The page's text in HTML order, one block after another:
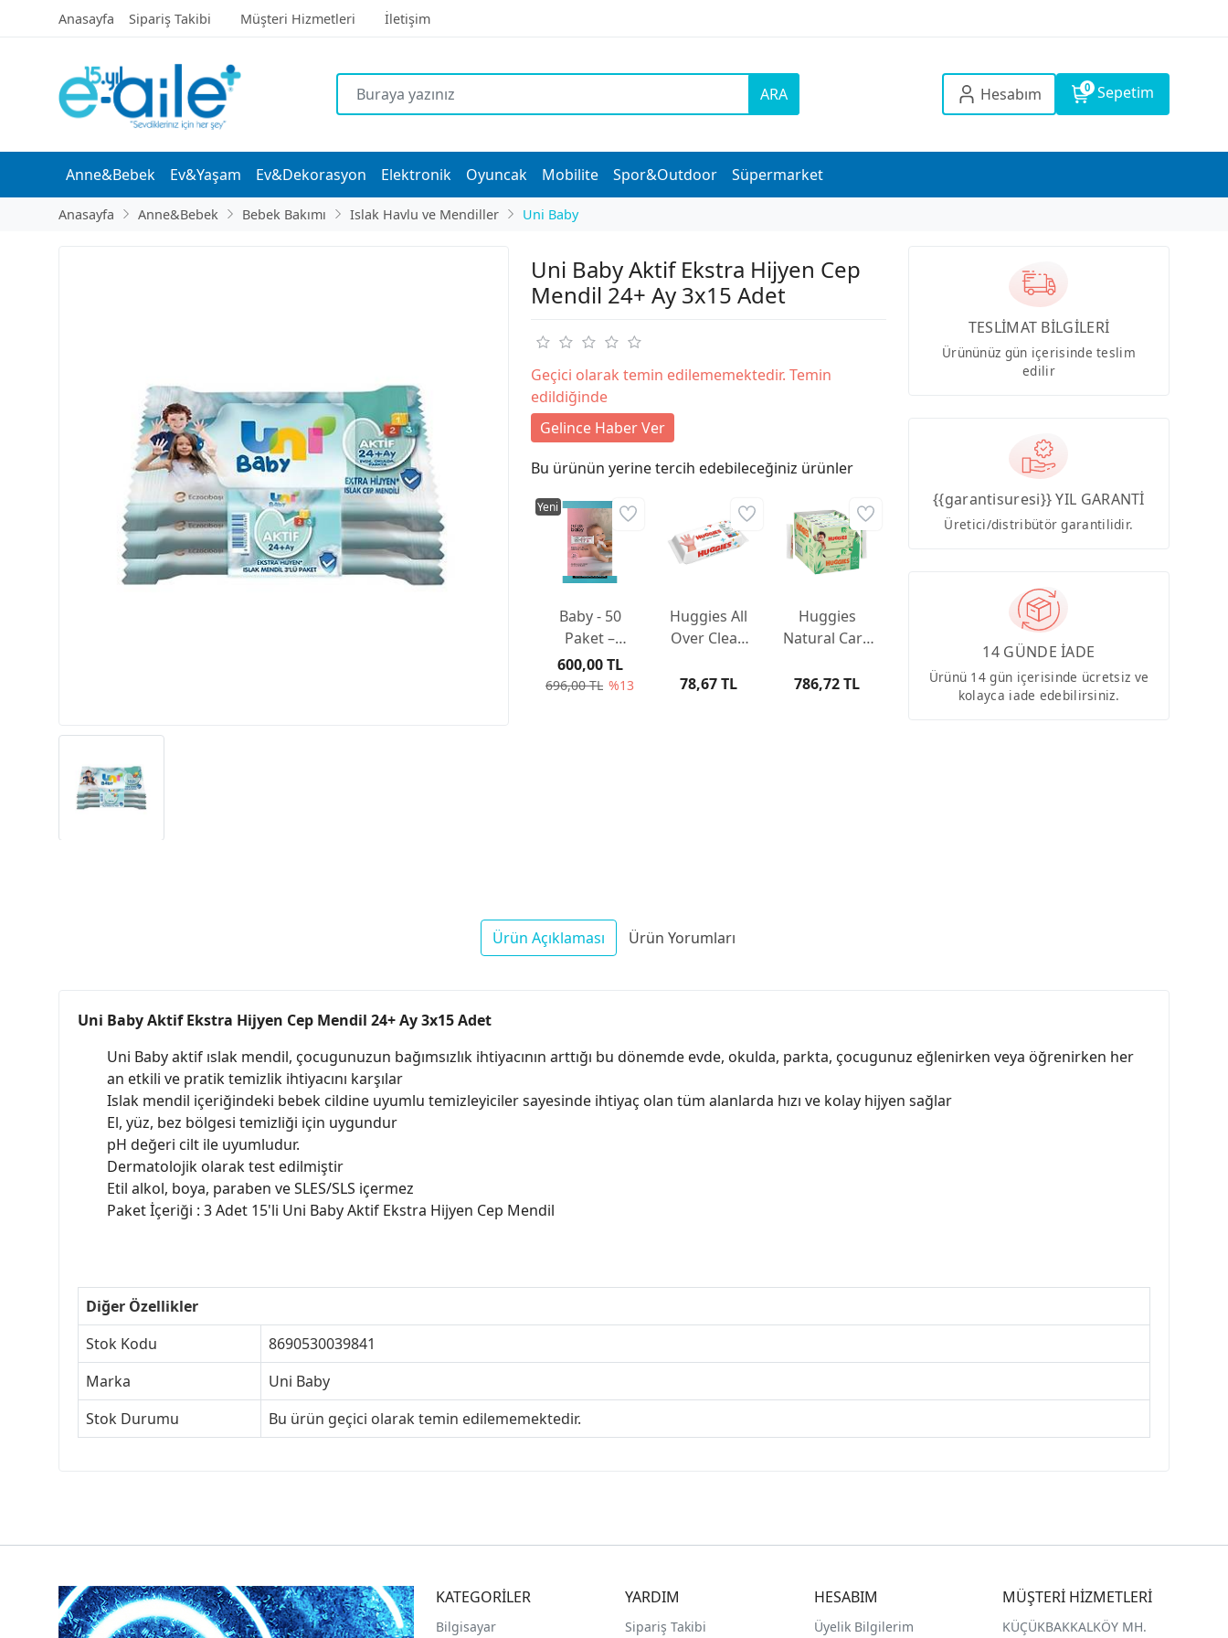
Anasayfa Sipariş Takibi Müşteri Hizmetleri İletişim
ARA Hesabım 0 Sepetim
Anne&Bebek Ev&Yaşam Ev&Dekorasyon Elektronik Oyuncak Mobilite Spor&Outdoor Süpermarket
Anasayfa Anne&Bebek Bebek Bakımı Islak Havlu ve Mendiller Uni Baby
Uni Baby Aktif Ekstra Hijyen Cep
Mendil 24+ Ay 3x15 Adet
Geçici olarak temin edilememektedir. Temin
edildiğinde
Gelince Haber Ver
Bu ürünün yerine tercih edebileceğiniz ürünler
Baby - 50
Paket –
Bebekler İçin
Tek
696,00 TL %13
600,00 TL
Yeni
Huggies All
Over Clean
Çocuk Islak
78,67 TL
Huggies
Natural Care
Islak Bebek
786,72 TL
TESLİMAT BİLGİLERİ
Ürününüz gün içerisinde teslim
edilir
{{garantisuresi}} YIL GARANTİ
Üretici/distribütör garantilidir.
14 GÜNDE İADE
Ürünü 14 gün içerisinde ücretsiz ve
kolayca iade edebilirsiniz.
Ürün Açıklaması Ürün Yorumları
Uni Baby Aktif Ekstra Hijyen Cep Mendil 24+ Ay 3x15 Adet
Uni Baby aktif ıslak mendil, çocugunuzun bağımsızlık ihtiyacının arttığı bu dönemde evde, okulda, parkta, çocugunuz eğlenirken veya öğrenirken her
an etkili ve pratik temizlik ihtiyacını karşılar
Islak mendil içeriğindeki bebek cildine uyumlu temizleyiciler sayesinde ihtiyaç olan tüm alanlarda hızı ve kolay hijyen sağlar
El, yüz, bez bölgesi temizliği için uygundur
pH değeri cilt ile uyumludur.
Dermatolojik olarak test edilmiştir
Etil alkol, boya, paraben ve SLES/SLS içermez
Paket İçeriği : 3 Adet 15'li Uni Baby Aktif Ekstra Hijyen Cep Mendil
Diğer Özellikler
Stok Kodu
8690530039841
Marka
Uni Baby
Stok Durumu
Bu ürün geçici olarak temin edilememektedir.
KATEGORİLER
Bilgisayar
YARDIM
Sipariş Takibi
HESABIM
Üyelik Bilgilerim
MÜŞTERİ HİZMETLERİ
KÜÇÜKBAKKALKÖY MH.